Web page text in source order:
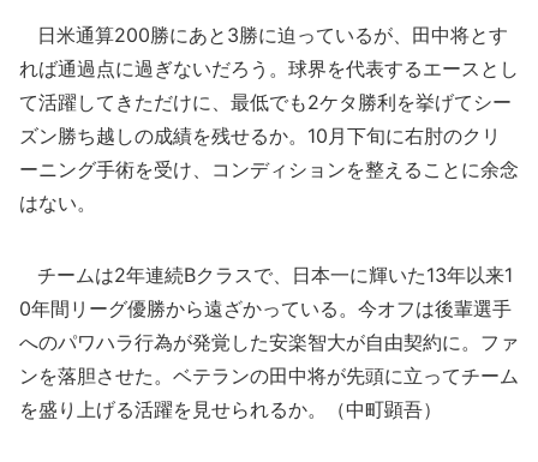
日米通算200勝にあと3勝に迫っているが、田中将とす
れば通過点に過ぎないだろう。球界を代表するエースとし
て活躍してきただけに、最低でも2ケタ勝利を挙げてシー
ズン勝ち越しの成績を残せるか。10月下旬に右肘のクリ
ーニング手術を受け、コンディションを整えることに余念
はない。
チームは2年連続Bクラスで、日本一に輝いた13年以来1
0年間リーグ優勝から遠ざかっている。今オフは後輩選手
へのパワハラ行為が発覚した安楽智大が自由契約に。ファ
ンを落胆させた。ベテランの田中将が先頭に立ってチーム
を盛り上げる活躍を見せられるか。（中町顕吾）